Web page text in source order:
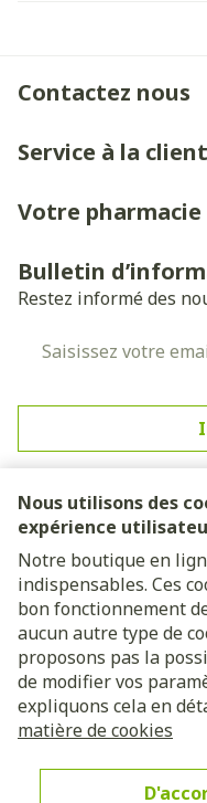
Nous utilisons des
expérience
Notre boutique en
indispensables. Ces
bon fonctionnement
aucun autre type de
proposons pas la
de modifier vos
expliquons cela en
matière de cookies
Contactez nous
Service à la
Votre pharmacie
Bulletin
Restez informé des
En cliquant sur
newsletter et acceptez
Liens légaux